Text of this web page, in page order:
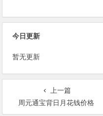
今日更新
暂无更新
上一篇
周元通宝背日月花钱价格